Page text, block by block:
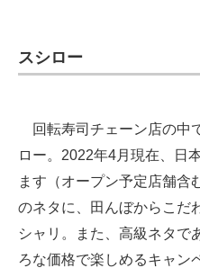
スシロー
回転寿司チェーン店の中
ロー。2022年4月現在、日
ます（オープン予定店舗含
のネタに、田んぼからこだ
シャリ。また、高級ネタで
ろな価格で楽しめるキャン